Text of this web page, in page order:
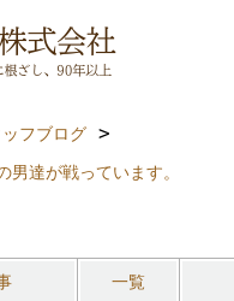
ッフブログ
男達が戦っています。
一覧